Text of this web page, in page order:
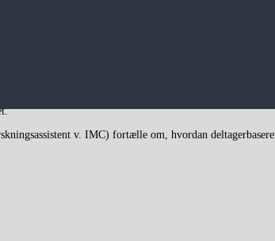
v. IMC) fortælle om, hvordan